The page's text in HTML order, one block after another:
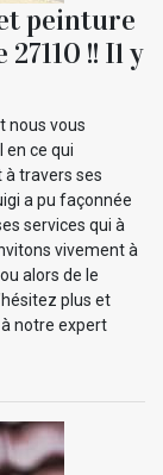
peinture
27110 !! Il y
nous vous
en ce qui
à travers ses
a pu façonnée
services qui à
vivement à
alors de le
plus et
notre expert